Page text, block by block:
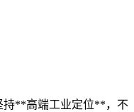
持**高端工业定位**，不